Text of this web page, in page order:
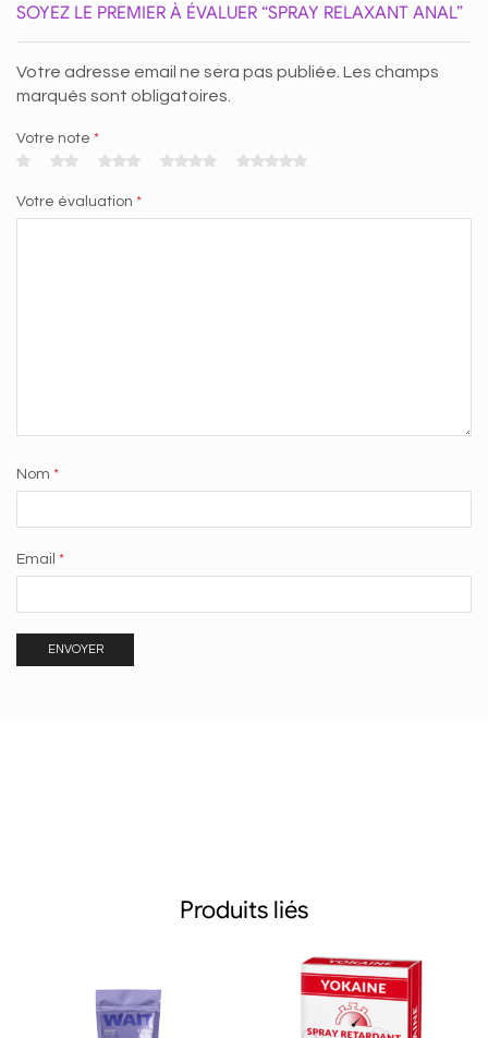
SOYEZ LE PREMIER À ÉVALUER “SPRAY RELAXANT ANAL”
Votre adresse email ne sera pas publiée. Les champs
marqués sont obligatoires.
Votre note *
Votre évaluation *
Nom *
Email *
Produits liés